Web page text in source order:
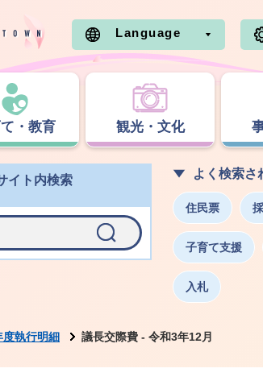
Language
・教育 観光・文化
イト内検索 よく検索さ
住民票
子育て支援
入札
度執行明細 議長交際費 ‐ 令和3年12月